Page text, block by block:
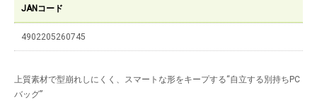
JANコード
4902205260745
上質素材で型崩れしにくく、スマートな形をキープする“自立する別持ちPC
バッグ”